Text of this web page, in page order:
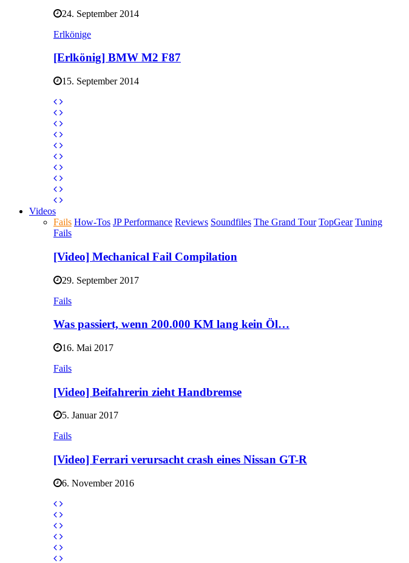
24. September 2014
Erlkönige
[Erlkönig] BMW M2 F87
15. September 2014
Videos
Fails How-Tos JP Performance Reviews Soundfiles The Grand Tour TopGear Tuning
Fails
[Video] Mechanical Fail Compilation
29. September 2017
Fails
Was passiert, wenn 200.000 KM lang kein Öl…
16. Mai 2017
Fails
[Video] Beifahrerin zieht Handbremse
5. Januar 2017
Fails
[Video] Ferrari verursacht crash eines Nissan GT-R
6. November 2016